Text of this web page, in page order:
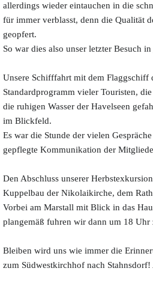
allerdings wieder eintauchen in die
für immer verblasst, denn die Qualität
geopfert.
So war dies also unser letzter Besuch
Unsere Schifffahrt mit dem Flaggschiff
Standardprogramm vieler Touristen,
die ruhigen Wasser der Havelseen
im Blickfeld.
Es war die Stunde der vielen
gepflegte Kommunikation der
Den Abschluss unserer
Kuppelbau der Nikolaikirche, dem
Vorbei am Marstall mit Blick in das
plangemäß fuhren wir dann um 18
Bleiben wird uns wie immer die
zum Südwestkirchhof nach